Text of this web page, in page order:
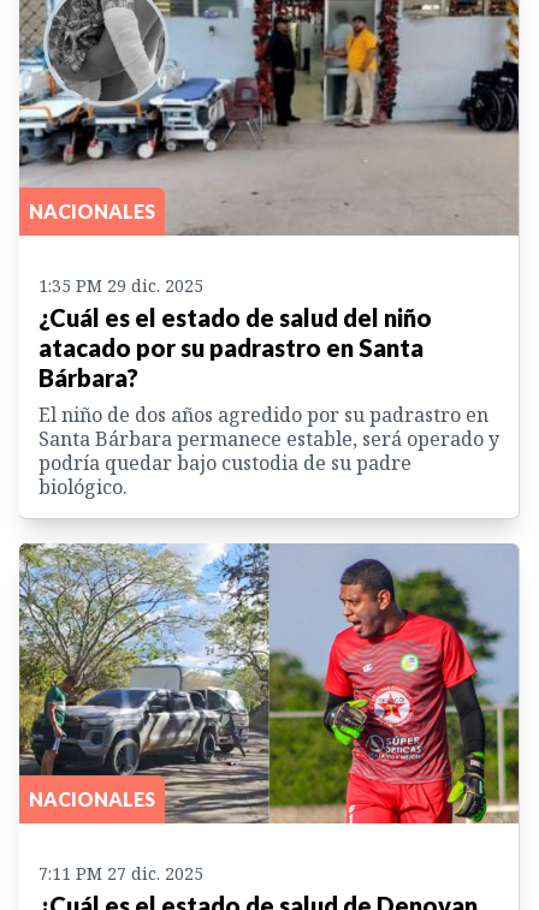
NACIONALES
1:35 PM 29 dic. 2025
¿Cuál es el estado de salud del niño
atacado por su padrastro en Santa
Bárbara?
El niño de dos años agredido por su padrastro en
Santa Bárbara permanece estable, será operado y
podría quedar bajo custodia de su padre
biológico.
NACIONALES
7:11 PM 27 dic. 2025